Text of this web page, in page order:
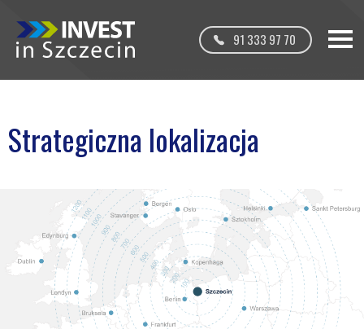
91 333 97 70
Strategiczna lokalizacja